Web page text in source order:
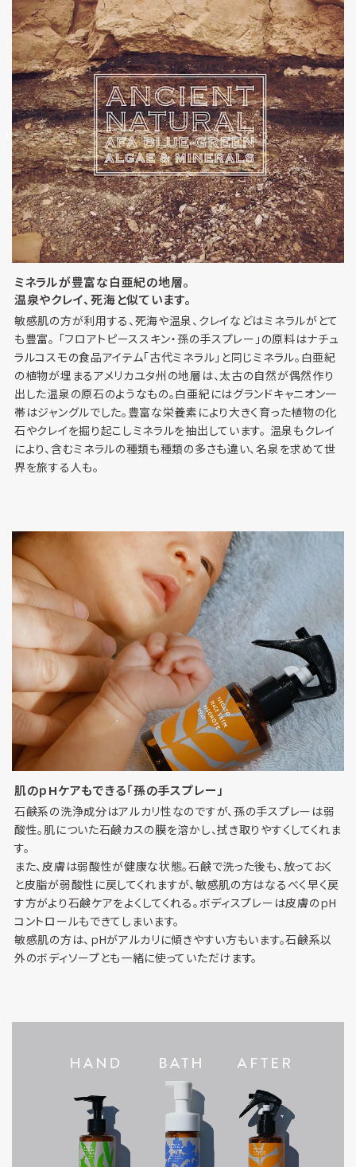
ミネラルが豊富な白亜紀の地層。
温泉やクレイ、死海と似ています。
敏感肌の方が利用する、死海や温泉、クレイなどはミネラルがとて
も豊富。 「フロアトピーススキン・孫の手スプレー」の原料はナチュ
ラルコスモの食品アイテム「古代ミネラル」と同じミネラル。白亜紀
の植物が埋まるアメリカユタ州の地層は、太古の自然が偶然作り
出した温泉の原石のようなもの。白亜紀にはグランドキャニオン一
帯はジャングルでした。豊富な栄養素により大きく育った植物の化
石やクレイを掘り起こしミネラルを抽出しています。 温泉もクレイ
により、含むミネラルの種類も種類の多さも違い、名泉を求めて世
界を旅する人も。
肌のｐHケアもできる「孫の手スプレー」
石鹸系の洗浄成分はアルカリ性なのですが、孫の手スプレーは弱
酸性。肌についた石鹸カスの膜を溶かし、拭き取りやすくしてくれま
す。
また、皮膚は弱酸性が健康な状態。石鹸で洗った後も、放っておく
と皮脂が弱酸性に戻してくれますが、敏感肌の方はなるべく早く戻
す方がより石鹸ケアをよくしてくれる。ボディスプレーは皮膚のｐH
コントロールもできてしまいます。
敏感肌の方は、ｐHがアルカリに傾きやすい方もいます。石鹸系以
外のボディソープとも一緒に使っていただけます。